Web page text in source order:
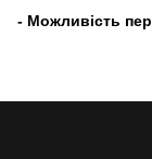
- Можливість